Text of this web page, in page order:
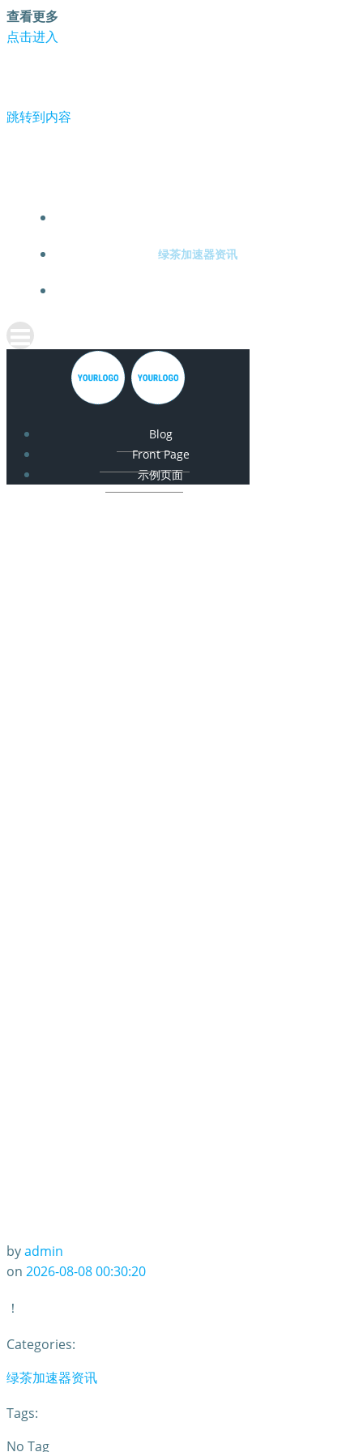
查看更多
点击进入
跳转到内容
绿茶加速器资讯
Blog
Front Page
示例页面
byadmin
on 2026-08-08 00:30:20
！
Categories:
绿茶加速器资讯
Tags:
No Tag